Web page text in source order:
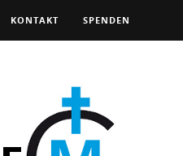
KONTAKT SPENDEN